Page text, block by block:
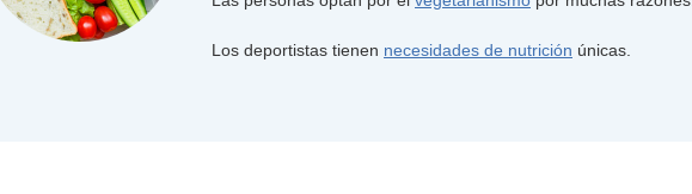
Los deportistas tienen necesidades de nutrición únicas.